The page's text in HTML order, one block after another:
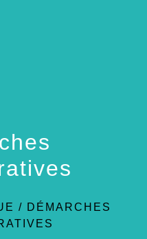
/ DÉMARCHES